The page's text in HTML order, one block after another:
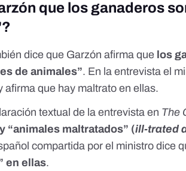
que los ganaderos
dice que Garzón afirma que los
de animales”. En la entrevista el
afirma que hay maltrato en ellas.
textual de la entrevista en The
“animales maltratados” (ill-trated
compartida por el ministro dice
en ellas.